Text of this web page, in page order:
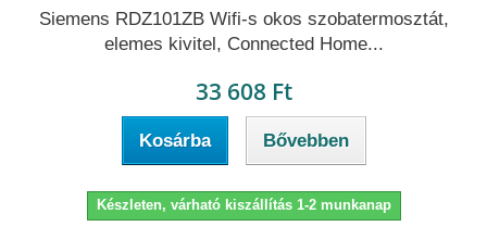
Siemens RDZ101ZB Wifi-s okos szobatermosztát,
elemes kivitel, Connected Home...
33 608 Ft
Kosárba Bővebben
Készleten, várható kiszállítás 1-2 munkanap